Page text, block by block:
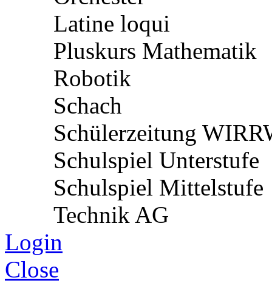
Latine loqui
Pluskurs Mathematik
Robotik
Schach
Schülerzeitung
Schulspiel Unterstufe
Schulspiel Mittelstufe
Technik AG
Login
Close